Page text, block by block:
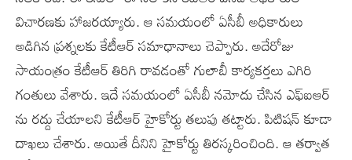
విచారణకు హాజరయ్యారు. ఆ సమయంలో ఏసీబీ అధికారులు
అడిగిన ప్రశ్నలకు కేటీఆర్ సమాధానాలు చెప్పారు. అదేరోజు
సాయంత్రం కేటీఆర్ తిరిగి రావడంతో గులాబీ కార్యకర్తలు ఎగిరి
గంతులు వేశారు. ఇదే సమయంలో ఏసీబీ నమోదు చేసిన ఎఫ్ఐఆర్
ను రద్దు చేయాలని కేటీఆర్ హైకోర్టు తలుపు తట్టారు. పిటిషన్ కూడా
దాఖలు చేశారు. అయితే దీనిని హైకోర్టు తిరస్కరించింది. ఆ తర్వాత